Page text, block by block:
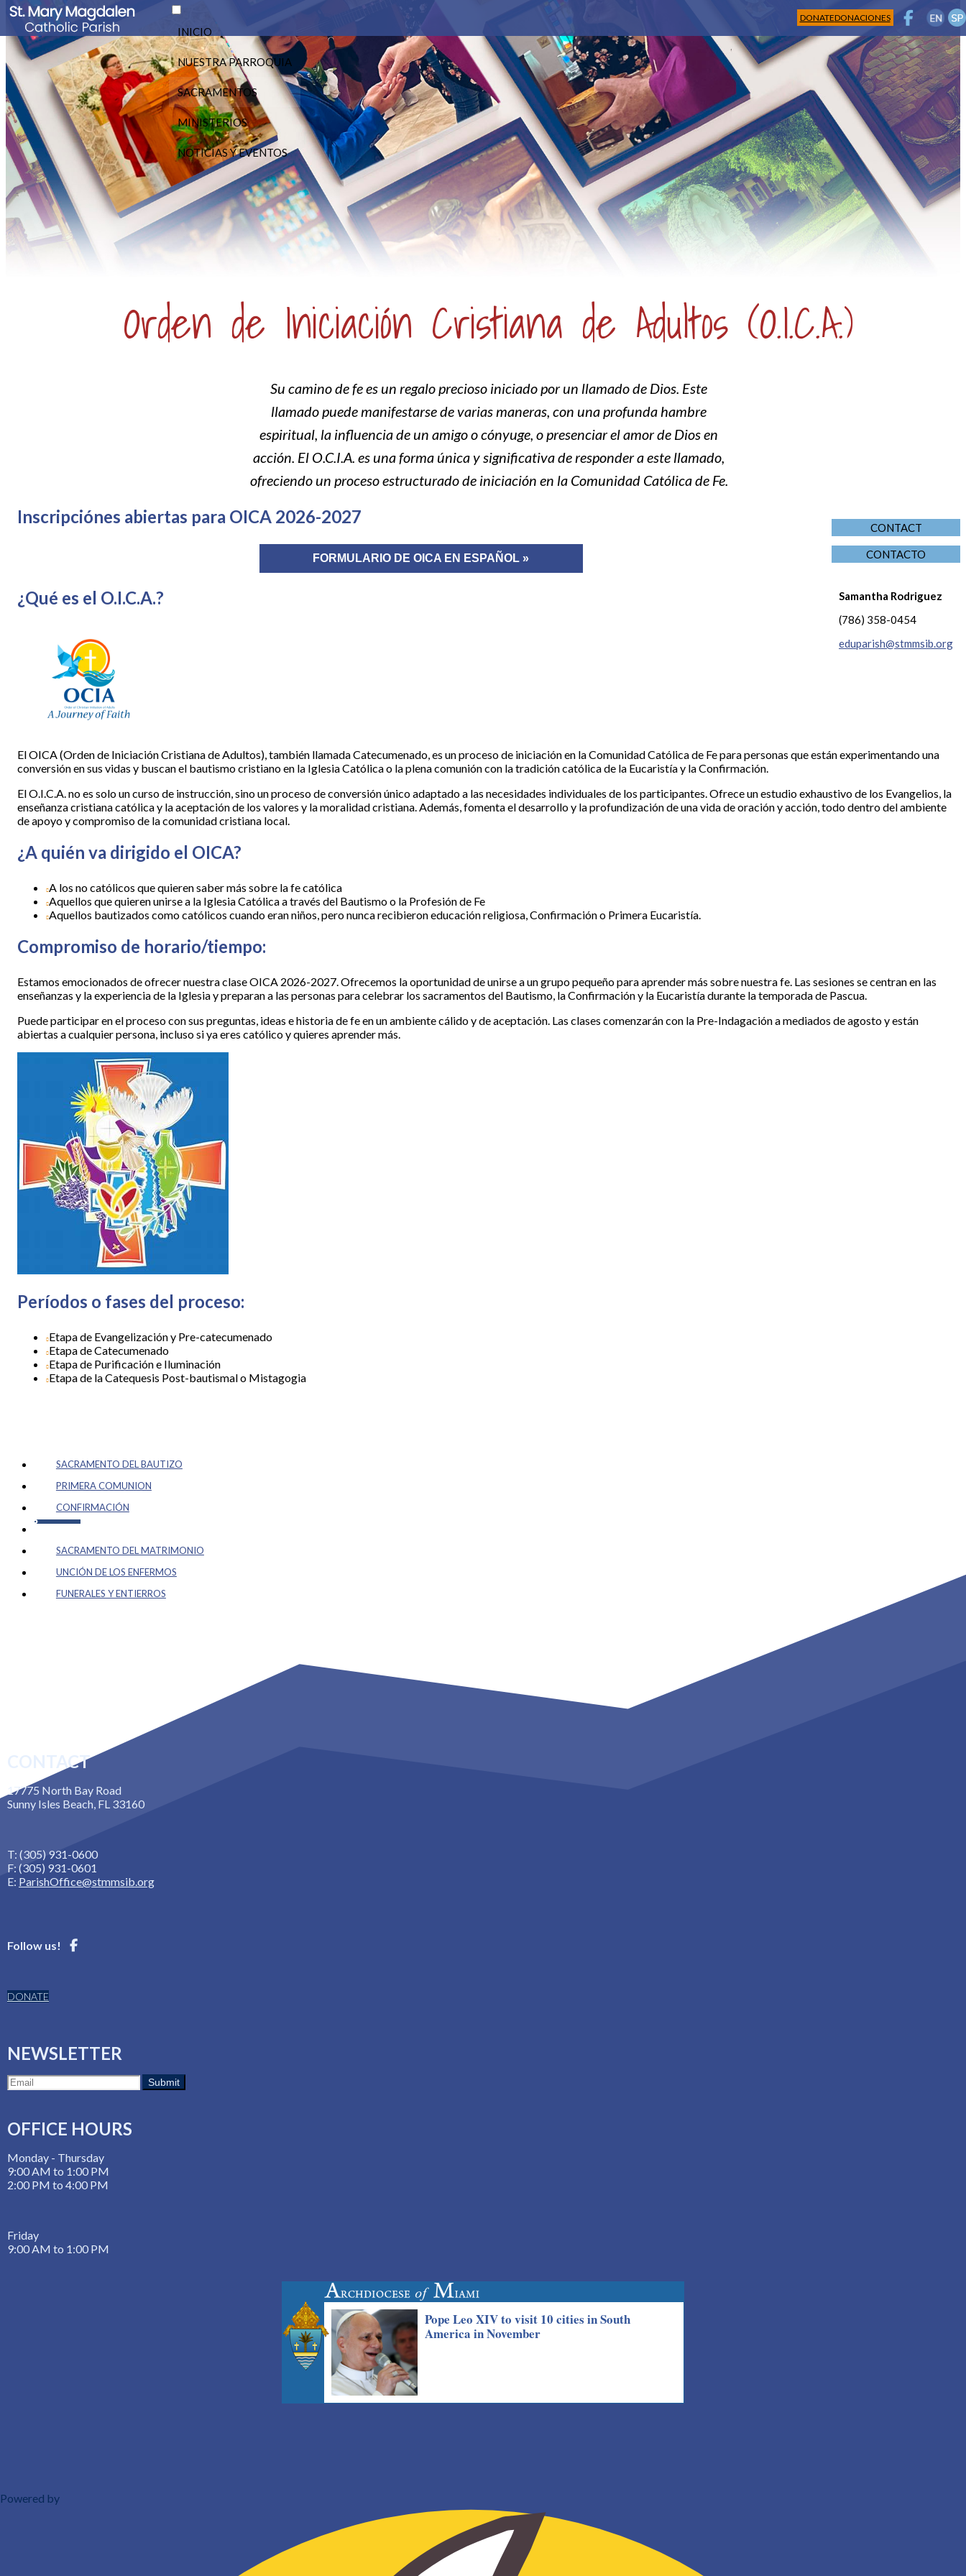
INICIO
NUESTRA PARROQUIA
SACRAMENTOS
MINISTERIOS
NOTICIAS Y EVENTOS
DONATEDONACIONES
Orden de Iniciación Cristiana de Adultos (O.I.C.A.)
Su camino de fe es un regalo precioso iniciado por un llamado de Dios. Este
llamado puede manifestarse de varias maneras, con una profunda hambre
espiritual, la influencia de un amigo o cónyuge, o presenciar el amor de Dios en
acción. El O.C.I.A. es una forma única y significativa de responder a este llamado,
ofreciendo un proceso estructurado de iniciación en la Comunidad Católica de Fe.
CONTACT
CONTACTO
Samantha Rodriguez
(786) 358-0454
eduparish@stmmsib.org
Inscripciónes abiertas para OICA 2026-2027
FORMULARIO DE OICA EN ESPAÑOL »
¿Qué es el O.I.C.A.?
El OICA (Orden de Iniciación Cristiana de Adultos), también llamada Catecumenado, es un proceso de iniciación en la Comunidad Católica de Fe para personas que están experimentando una
conversión en sus vidas y buscan el bautismo cristiano en la Iglesia Católica o la plena comunión con la tradición católica de la Eucaristía y la Confirmación.
El O.I.C.A. no es solo un curso de instrucción, sino un proceso de conversión único adaptado a las necesidades individuales de los participantes. Ofrece un estudio exhaustivo de los Evangelios, la
enseñanza cristiana católica y la aceptación de los valores y la moralidad cristiana. Además, fomenta el desarrollo y la profundización de una vida de oración y acción, todo dentro del ambiente
de apoyo y compromiso de la comunidad cristiana local.
¿A quién va dirigido el OICA?
A los no católicos que quieren saber más sobre la fe católica
Aquellos que quieren unirse a la Iglesia Católica a través del Bautismo o la Profesión de Fe
Aquellos bautizados como católicos cuando eran niños, pero nunca recibieron educación religiosa, Confirmación o Primera Eucaristía.
Compromiso de horario/tiempo:
Estamos emocionados de ofrecer nuestra clase OICA 2026-2027. Ofrecemos la oportunidad de unirse a un grupo pequeño para aprender más sobre nuestra fe. Las sesiones se centran en las
enseñanzas y la experiencia de la Iglesia y preparan a las personas para celebrar los sacramentos del Bautismo, la Confirmación y la Eucaristía durante la temporada de Pascua.
Puede participar en el proceso con sus preguntas, ideas e historia de fe en un ambiente cálido y de aceptación. Las clases comenzarán con la Pre-Indagación a mediados de agosto y están
abiertas a cualquier persona, incluso si ya eres católico y quieres aprender más.
Períodos o fases del proceso:
Etapa de Evangelización y Pre-catecumenado
Etapa de Catecumenado
Etapa de Purificación e Iluminación
Etapa de la Catequesis Post-bautismal o Mistagogia
SACRAMENTO DEL BAUTIZO
PRIMERA COMUNION
CONFIRMACIÓN
SACRAMENTO DEL MATRIMONIO
UNCIÓN DE LOS ENFERMOS
FUNERALES Y ENTIERROS
CONTACT
17775 North Bay Road
Sunny Isles Beach, FL 33160
T: (305) 931-0600
F: (305) 931-0601
E: ParishOffice@stmmsib.org
Follow us!
DONATE
NEWSLETTER
OFFICE HOURS
Monday - Thursday
9:00 AM to 1:00 PM
2:00 PM to 4:00 PM
Friday
9:00 AM to 1:00 PM
Powered by